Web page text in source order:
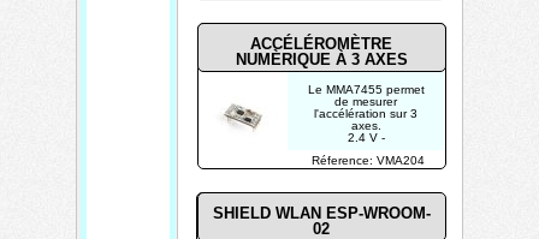
entrée analogique
Réference: VMA204
ACCÉLÉROMÈTRE
NUMÈRIQUE À 3 AXES
Le MMA7455 permet
de mesurer
l'accélération sur 3
axes.
2.4 V -
SHIELD WLAN ESP-WROOM-
02